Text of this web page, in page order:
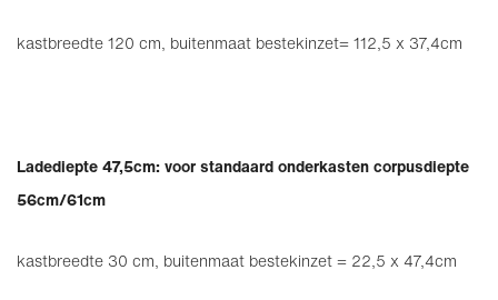
kastbreedte 120 cm, buitenmaat bestekinzet= 112,5 x 37,4cm
Ladediepte 47,5cm: voor standaard onderkasten corpusdiepte
56cm/61cm
kastbreedte 30 cm, buitenmaat bestekinzet = 22,5 x 47,4cm